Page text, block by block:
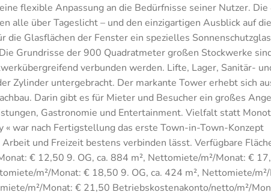
flexible Anpassung an die Bedürfnisse seiner Nutzer.
alle über Tageslicht – und den einzigartigen Ausblick auf die
die Glasflächen der Fenster ein spezielles
Grundrisse der 900 Quadratmeter großen Stockwerke
verbunden werden. Lifte, Lager, Sanitär-
Zylinder untergebracht. Der markante Tower erhebt sich
Darin gibt es für Mieter und Besucher ein großes
Gastronomie und Entertainment. Vielfalt statt
« war nach Fertigstellung das erste Town-in-Town-Konzept
und Freizeit bestens verbinden lässt. Verfügbare
€ 12,50 9. OG, ca. 884 m², Nettomiete/m²/Monat: €
m²/Monat: € 18,50 9. OG, ca. 424 m², Nettomiete/
m²/Monat: € 21,50 Betriebskostenakonto/netto/m²/